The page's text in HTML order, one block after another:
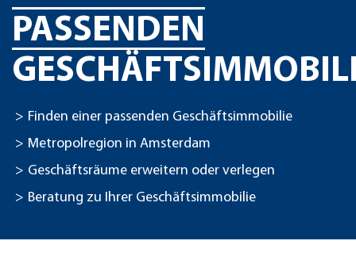
PASSENDEN
Finden einer passenden Geschäftsimmobilie
Metropolregion in Amsterdam
Geschäftsräume erweitern oder verlegen
Beratung zu Ihrer Geschäftsimmobilie